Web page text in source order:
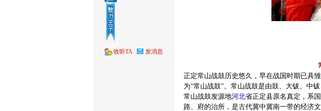
收听TA 发消息
正定常山战鼓历史悠久，早在战国时期已具
为“常山战鼓”。常山战鼓是由鼓、大钹、中
常山战鼓发源地河北省正定县原名真定，系
路、府的治所，是古代冀中冀南一带的经济文